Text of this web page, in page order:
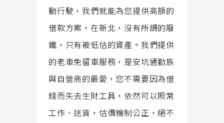
動行駛，我們就能為您提供高額的
借款方案，在新北，沒有所謂的廢
鐵，只有被低估的資產。我們提供
的老車免留車服務，是安坑通勤族
與自營商的最愛，您不需要因為借
錢而失去生財工具，依然可以照常
工作、送貨，估價機制公正，絕不